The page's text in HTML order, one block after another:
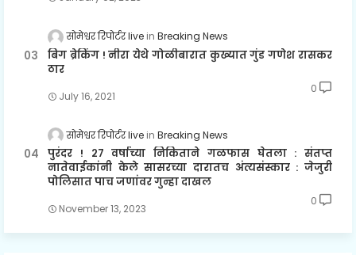
सोमेश्वर रिपोर्टर live Breaking News
बिग ब्रेकिंग ! नीरा येथे गोळीबारात कुख्यात गुंड गणेश रासकर
ठार
July 16, 2021
0
सोमेश्वर रिपोर्टर live Breaking News
पुरंदर ! २७ वर्षाच्या निकिताने गळफास घेतला : संतप्त
नातेवाईकांनी केले सासरच्या दारातच अंत्यसंस्कार : जेजुरी
पोलिसात पाच जणांवर गुन्हा दाखल
November 13, 2023
0